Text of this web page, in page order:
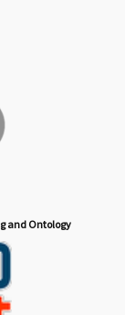
and Ontology